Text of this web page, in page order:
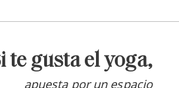
te gusta el yoga,
apuesta por un espacio